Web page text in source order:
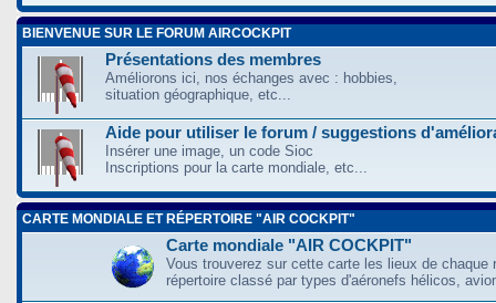
BIENVENUE SUR LE FORUM AIRCOCKPIT
Présentations des membres
Améliorons ici, nos échanges avec : hobbies,
situation géographique, etc...
Aide pour utiliser le forum / suggestions
Insérer une image, un code Sioc
Inscriptions pour la carte mondiale, etc...
CARTE MONDIALE ET RÉPERTOIRE "AIR COCKPIT"
Carte mondiale "AIR COCKPIT"
Vous trouverez sur cette carte les lieux de chaque
répertoire classé par types d'aéronefs hélicos,